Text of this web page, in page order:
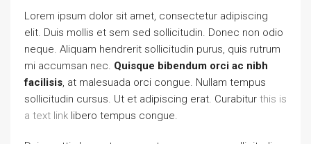
Lorem ipsum dolor sit amet, consectetur adipiscing
elit. Duis mollis et sem sed sollicitudin. Donec non odio
neque. Aliquam hendrerit sollicitudin purus, quis rutrum
mi accumsan nec. Quisque bibendum orci ac nibh
facilisis , at malesuada orci congue. Nullam tempus
sollicitudin cursus. Ut et adipiscing erat. Curabitur this is
a text link libero tempus congue.